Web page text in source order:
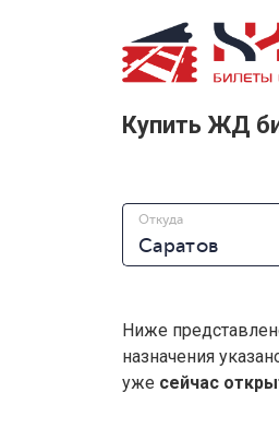
Купить ЖД
Откуда
Ниже
назначения
уже сейчас